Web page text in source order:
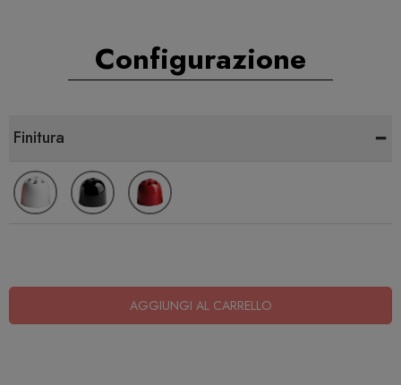
Configurazione
Finitura -
AGGIUNGI AL CARRELLO